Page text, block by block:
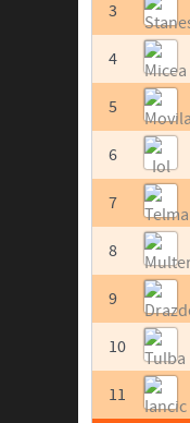
3
4
5
6
7
8
9
10
11